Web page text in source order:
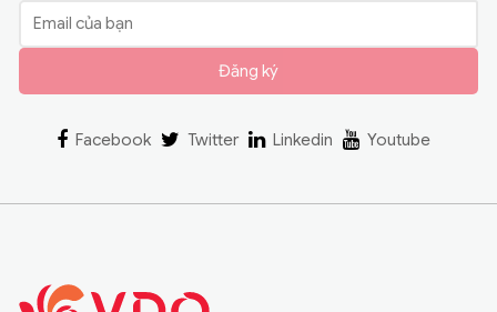
Đăng ký
Facebook Twitter Linkedin Youtube